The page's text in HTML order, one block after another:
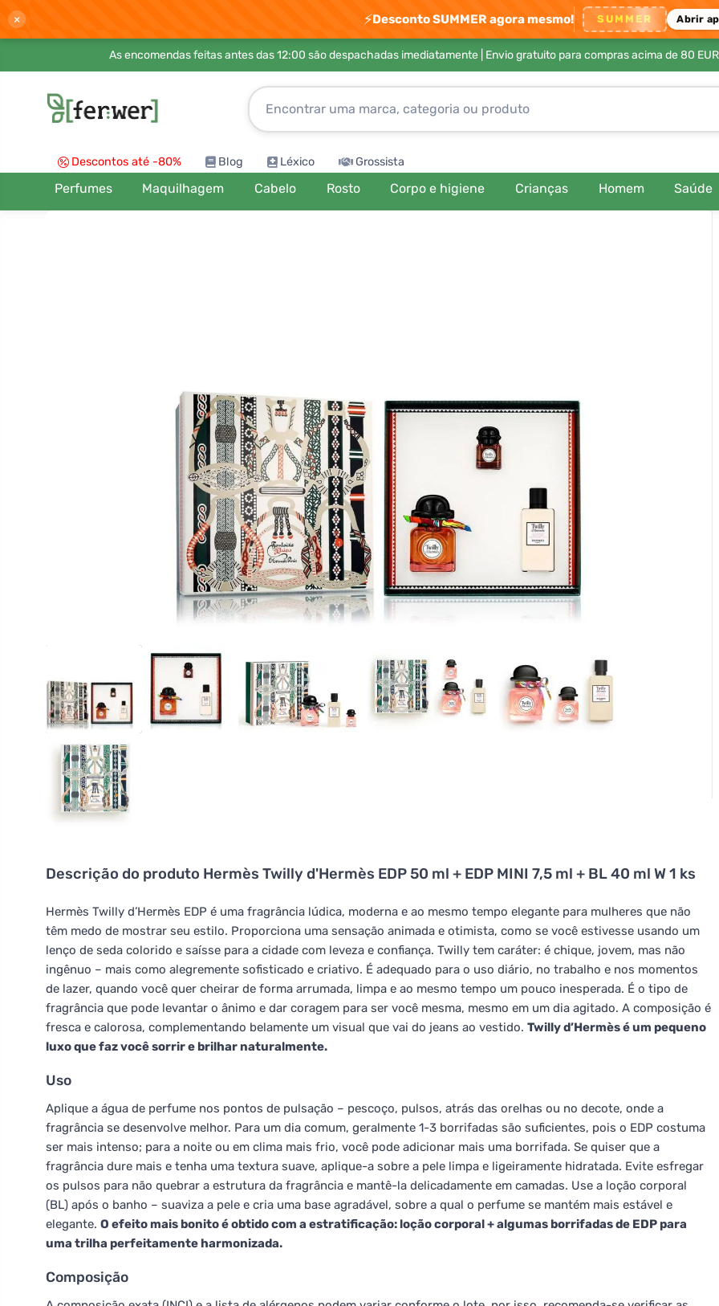
× ⚡Desconto SUMMER agora mesmo! SUMMER Abrir
As encomendas feitas antes das 12:00 são despachadas imediatamente | Envio gratuito para compras acima de 80 EUR
Descontos até -80% Blog Léxico Grossista
Perfumes Maquilhagem Cabelo Rosto Corpo e higiene Crianças Homem Saúde
Descrição do produto Hermès Twilly d'Hermès EDP 50 ml + EDP MINI 7,5 ml + BL 40 ml W 1 ks
Hermès Twilly d’Hermès EDP é uma fragrância lúdica, moderna e ao mesmo tempo elegante para mulheres que não
têm medo de mostrar seu estilo. Proporciona uma sensação animada e otimista, como se você estivesse usando um
lenço de seda colorido e saísse para a cidade com leveza e confiança. Twilly tem caráter: é chique, jovem, mas não
ingênuo – mais como alegremente sofisticado e criativo. É adequado para o uso diário, no trabalho e nos momentos
de lazer, quando você quer cheirar de forma arrumada, limpa e ao mesmo tempo um pouco inesperada. É o tipo de
fragrância que pode levantar o ânimo e dar coragem para ser você mesma, mesmo em um dia agitado. A composição é
fresca e calorosa, complementando belamente um visual que vai do jeans ao vestido. Twilly d’Hermès é um pequeno
luxo que faz você sorrir e brilhar naturalmente.
Uso
Aplique a água de perfume nos pontos de pulsação – pescoço, pulsos, atrás das orelhas ou no decote, onde a
fragrância se desenvolve melhor. Para um dia comum, geralmente 1-3 borrifadas são suficientes, pois o EDP costuma
ser mais intenso; para a noite ou em clima mais frio, você pode adicionar mais uma borrifada. Se quiser que a
fragrância dure mais e tenha uma textura suave, aplique-a sobre a pele limpa e ligeiramente hidratada. Evite esfregar
os pulsos para não quebrar a estrutura da fragrância e mantê-la delicadamente em camadas. Use a loção corporal
(BL) após o banho – suaviza a pele e cria uma base agradável, sobre a qual o perfume se mantém mais estável e
elegante. O efeito mais bonito é obtido com a estratificação: loção corporal + algumas borrifadas de EDP para
uma trilha perfeitamente harmonizada.
Composição